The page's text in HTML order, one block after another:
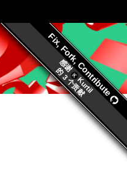
Fix, Fork, Contribute
感谢
Kurtil
的
3 个贡献